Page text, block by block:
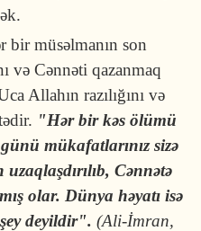
bir müsəlmanın son
və Cənnəti qazanmaq
Allahın razılığını və
"Hər bir kəs ölümü
mükafatlarınız sizə
Cənnətə
olar. Dünya həyatı isə
deyildir". (Ali-İmran,